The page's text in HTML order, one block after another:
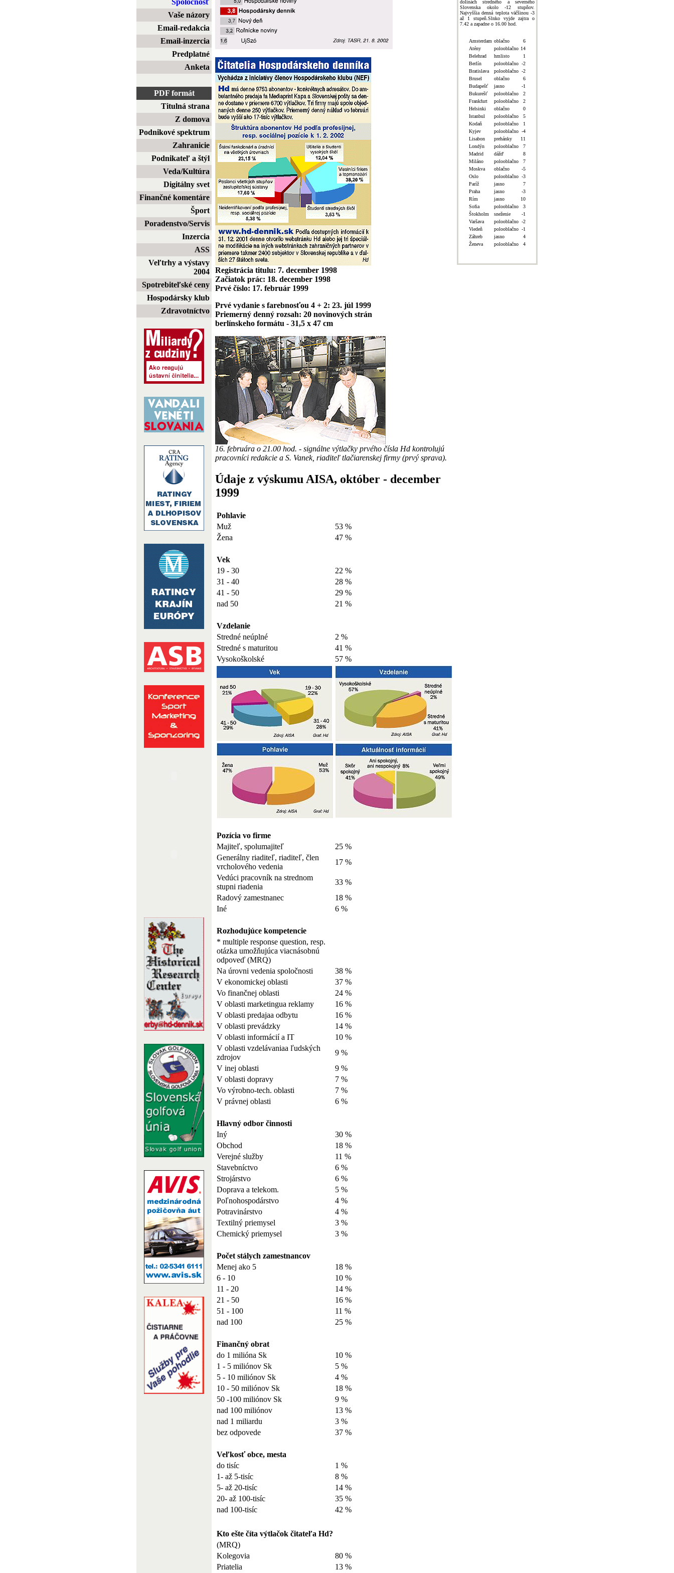
Spoločnosť
Vaše názory
Email-redakcia
Email-inzercia
Predplatné
Anketa
PDF formát
Titulná strana
Z domova
Podnikové spektrum
Zahranicie
Podnikateľ a štýl
Veda/Kultúra
Digitálny svet
Finančné komentáre
Šport
Poradenstvo/Servis
Inzercia
ASS
Veľtrhy a výstavy
2004
Spotrebiteľské ceny
Hospodársky klub
Zdravotníctvo
Registrácia titulu: 7. december 1998
Začiatok prác: 18. december 1998
Prvé číslo: 17. február 1999
Prvé vydanie s farebnosťou 4 + 2: 23. júl 1999
Priemerný denný rozsah: 20 novinových strán
berlínskeho formátu - 31,5 x 47 cm
16. februára o 21.00 hod. - signálne výtlačky prvého čísla Hd kontrolujú
pracovníci redakcie a S. Vanek, riaditeľ tlačiarenskej firmy (prvý sprava).
Údaje z výskumu AISA, október - december
1999
Pohlavie
Muž
53 %
Žena
47 %
Vek
19 - 30
22 %
31 - 40
28 %
41 - 50
29 %
nad 50
21 %
Vzdelanie
Stredné neúplné
2 %
Stredné s maturitou
41 %
Vysokoškolské
57 %
Pozícia vo firme
Majiteľ, spolumajiteľ
25 %
Generálny riaditeľ, riaditeľ, člen
vrcholového vedenia
17 %
Vedúci pracovník na strednom
stupni riadenia
33 %
Radový zamestnanec
18 %
Iné
6 %
Rozhodujúce kompetencie
* multiple response question, resp.
otázka umožňujúca viacnásobnú
odpoveď (MRQ)
Na úrovni vedenia spoločnosti
38 %
V ekonomickej oblasti
37 %
Vo finančnej oblasti
24 %
V oblasti marketingua reklamy
16 %
V oblasti predajaa odbytu
16 %
V oblasti prevádzky
14 %
V oblasti informácií a IT
10 %
V oblasti vzdelávaniaa ľudských
zdrojov
9 %
V inej oblasti
9 %
V oblasti dopravy
7 %
Vo výrobno-tech. oblasti
7 %
V právnej oblasti
6 %
Hlavný odbor činnosti
Iný
30 %
Obchod
18 %
Verejné služby
11 %
Stavebníctvo
6 %
Strojárstvo
6 %
Doprava a telekom.
5 %
Poľnohospodárstvo
4 %
Potravinárstvo
4 %
Textilný priemysel
3 %
Chemický priemysel
3 %
Počet stálych zamestnancov
Menej ako 5
18 %
6 - 10
10 %
11 - 20
14 %
21 - 50
16 %
51 - 100
11 %
nad 100
25 %
Finančný obrat
do 1 milióna Sk
10 %
1 - 5 miliónov Sk
5 %
5 - 10 miliónov Sk
4 %
10 - 50 miliónov Sk
18 %
50 -100 miliónov Sk
9 %
nad 100 miliónov
13 %
nad 1 miliardu
3 %
bez odpovede
37 %
Veľkosť obce, mesta
do tisíc
1 %
1- až 5-tisíc
8 %
5- až 20-tisíc
14 %
20- až 100-tisíc
35 %
nad 100-tisíc
42 %
Kto ešte číta výtlačok čitateľa Hd?
(MRQ)
Kolegovia
80 %
Priatelia
13 %
dolinách stredného a severného
Slovenska okolo -12 stupňov.
Najvyššia denná teplota väčšinou -3
až 1 stupeň.Slnko vyjde zajtra o
7.42 a zapadne o 16.00 hod.
Amsterdam oblačno
6
Atény
polooblačno 14
Belehrad
hmlisto
1
Berlín
polooblačno -2
Bratislava
polooblačno -2
Brusel
oblačno
6
Budapešť
jasno
-1
Bukurešť
polooblačno
2
Frankfurt
polooblačno
2
Helsinki
oblačno
0
Istanbul
polooblačno
5
Kodaň
polooblačno
1
Kyjev
polooblačno -4
Lisabon
prehánky
11
Londýn
polooblačno
7
Madrid
dážď
8
Miláno
polooblačno
7
Moskva
oblačno
-5
Oslo
polooblačno -3
Paríž
jasno
7
Praha
jasno
-3
Rím
jasno
10
Sofia
polooblačno
3
Štokholm
sneženie
-1
Varšava
polooblačno -2
Viedeň
polooblačno -1
Záhreb
jasno
4
Ženeva
polooblačno 4